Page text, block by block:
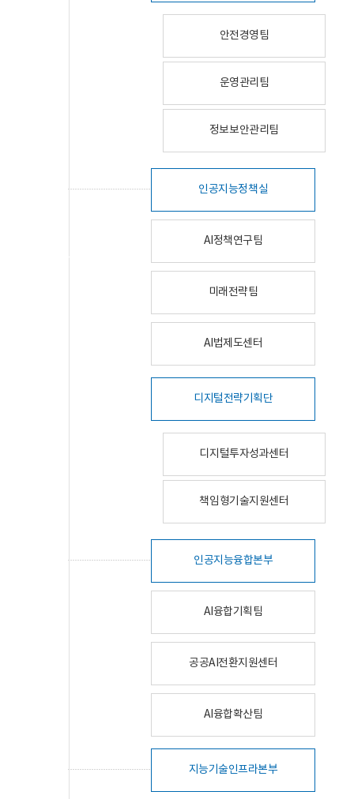
안전경영팀
운영관리팀
정보보안관리팀
인공지능정책실
AI정책연구팀
미래전략팀
AI법제도센터
디지털전략기획단
디지털투자성과센터
책임형기술지원센터
인공지능융합본부
AI융합기획팀
공공AI전환지원센터
AI융합확산팀
지능기술인프라본부